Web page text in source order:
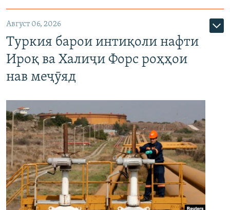
Август 06, 2026
Туркия барои интиқоли нафти
Ироқ ва Халиҷи Форс роҳҳои
нав меҷӯяд